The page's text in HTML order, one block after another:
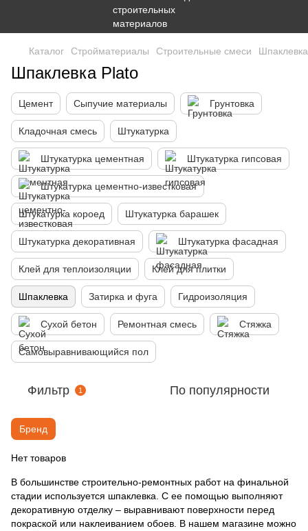
Каталог Стройматериалы Строительные смеси Шпаклевка
Шпаклевка Plato
Цемент Сыпучие материалы Грунтовка
Кладочная смесь Штукатурка
Штукатурка цементная Штукатурка гипсовая
Штукатурка цементно-известковая
Штукатурка короед Штукатурка барашек
Штукатурка декоративная Штукатурка фасадная
Клей для теплоизоляции Клей для плитки
Шпаклевка Затирка и фуга Гидроизоляция
Сухой бетон Ремонтная смесь Стяжка
Самовыравнивающийся пол
Фильтр 1 По популярности
Бренд
Нет товаров
В большинстве строительно-ремонтных работ на финальной
стадии используется шпаклевка. С ее помощью выполняют
декоративную отделку – выравнивают поверхности перед
покраской или наклеиванием обоев. В нашем магазине можно